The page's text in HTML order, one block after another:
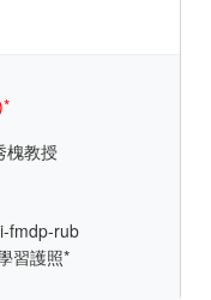
槐教授
fmdp-rub
習護照*